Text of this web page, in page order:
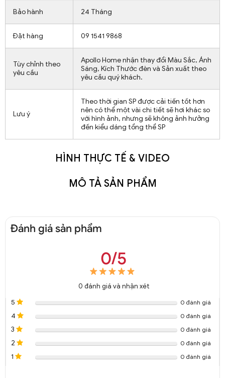
Bảo hành 24 Tháng
Đặt hàng 09 1541 9868
Tùy chỉnh theo
yêu cầu
Apollo Home nhận thay đổi Màu Sắc, Ánh
Sáng, Kích Thước đèn và Sản xuất theo
yêu cầu quý khách.
Lưu ý
Theo thời gian SP được cải tiến tốt hơn
nên có thể một vài chi tiết sẽ hơi khác so
với hình ảnh, nhưng sẽ không ảnh hưởng
đến kiểu dáng tổng thể SP
HÌNH THỰC TẾ & VIDEO
MÔ TẢ SẢN PHẨM
Đánh giá sản phẩm
0/5
0 đánh giá và nhận xét
5
0 đánh giá
4 0 đánh giá
3 0 đánh giá
2 0 đánh giá
1 0 đánh giá